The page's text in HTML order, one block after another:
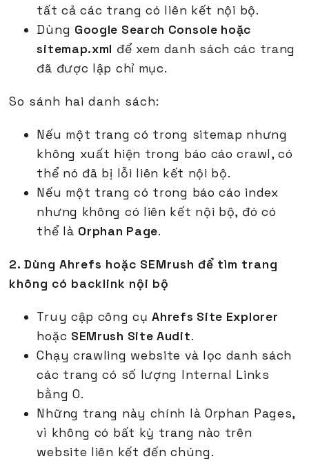
tất cả các trang có liên kết nội bộ.
Dùng Google Search Console hoặc
sitemap.xml để xem danh sách các trang
đã được lập chỉ mục.
So sánh hai danh sách:
Nếu một trang có trong sitemap nhưng
không xuất hiện trong báo cáo crawl, có
thể nó đã bị lỗi liên kết nội bộ.
Nếu một trang có trong báo cáo index
nhưng không có liên kết nội bộ, đó có
thể là Orphan Page.
2. Dùng Ahrefs hoặc SEMrush để tìm trang
không có backlink nội bộ
Truy cập công cụAhrefs Site Explorer
hoặc SEMrush Site Audit.
Chạy crawling website và lọc danh sách
các trang có số lượng Internal Links
bằng 0.
Những trang này chính là Orphan Pages,
vì không có bất kỳ trang nào trên
website liên kết đến chúng.